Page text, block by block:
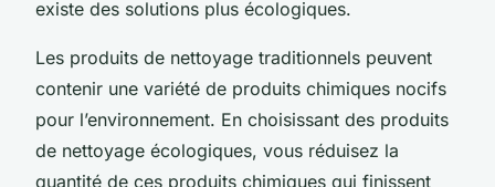
existe des solutions plus écologiques.
Les produits de nettoyage traditionnels peuvent
contenir une variété de produits chimiques nocifs
pour l’environnement. En choisissant des produits
de nettoyage écologiques, vous réduisez la
quantité de ces produits chimiques qui finissent